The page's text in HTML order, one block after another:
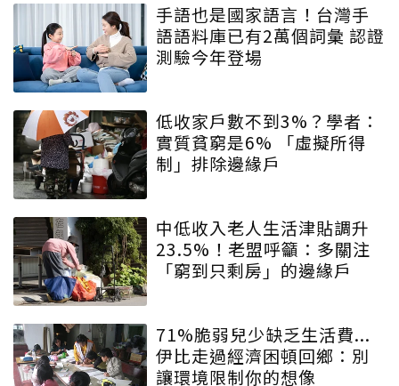
手語也是國家語言！台灣手
語語料庫已有2萬個詞彙 認證
測驗今年登場
低收家戶數不到3%？學者：
實質貧窮是6% 「虛擬所得
制」排除邊緣戶
中低收入老人生活津貼調升
23.5%！老盟呼籲：多關注
「窮到只剩房」的邊緣戶
71%脆弱兒少缺乏生活費...
伊比走過經濟困頓回鄉：別
讓環境限制你的想像